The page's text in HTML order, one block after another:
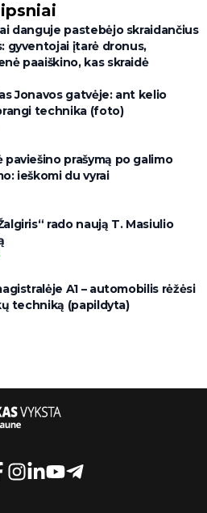
danguje pastebėjo skraidančius
gyventojai įtarė dronus,
paaiškino, kas skraidė
Jonavos gatvėje: ant kelio
technika (foto)
paviešino prašymą po galimo
ieškomi du vyrai
rado naują T. Masiulio
A1 – automobilis rėžėsi
techniką (papildyta)